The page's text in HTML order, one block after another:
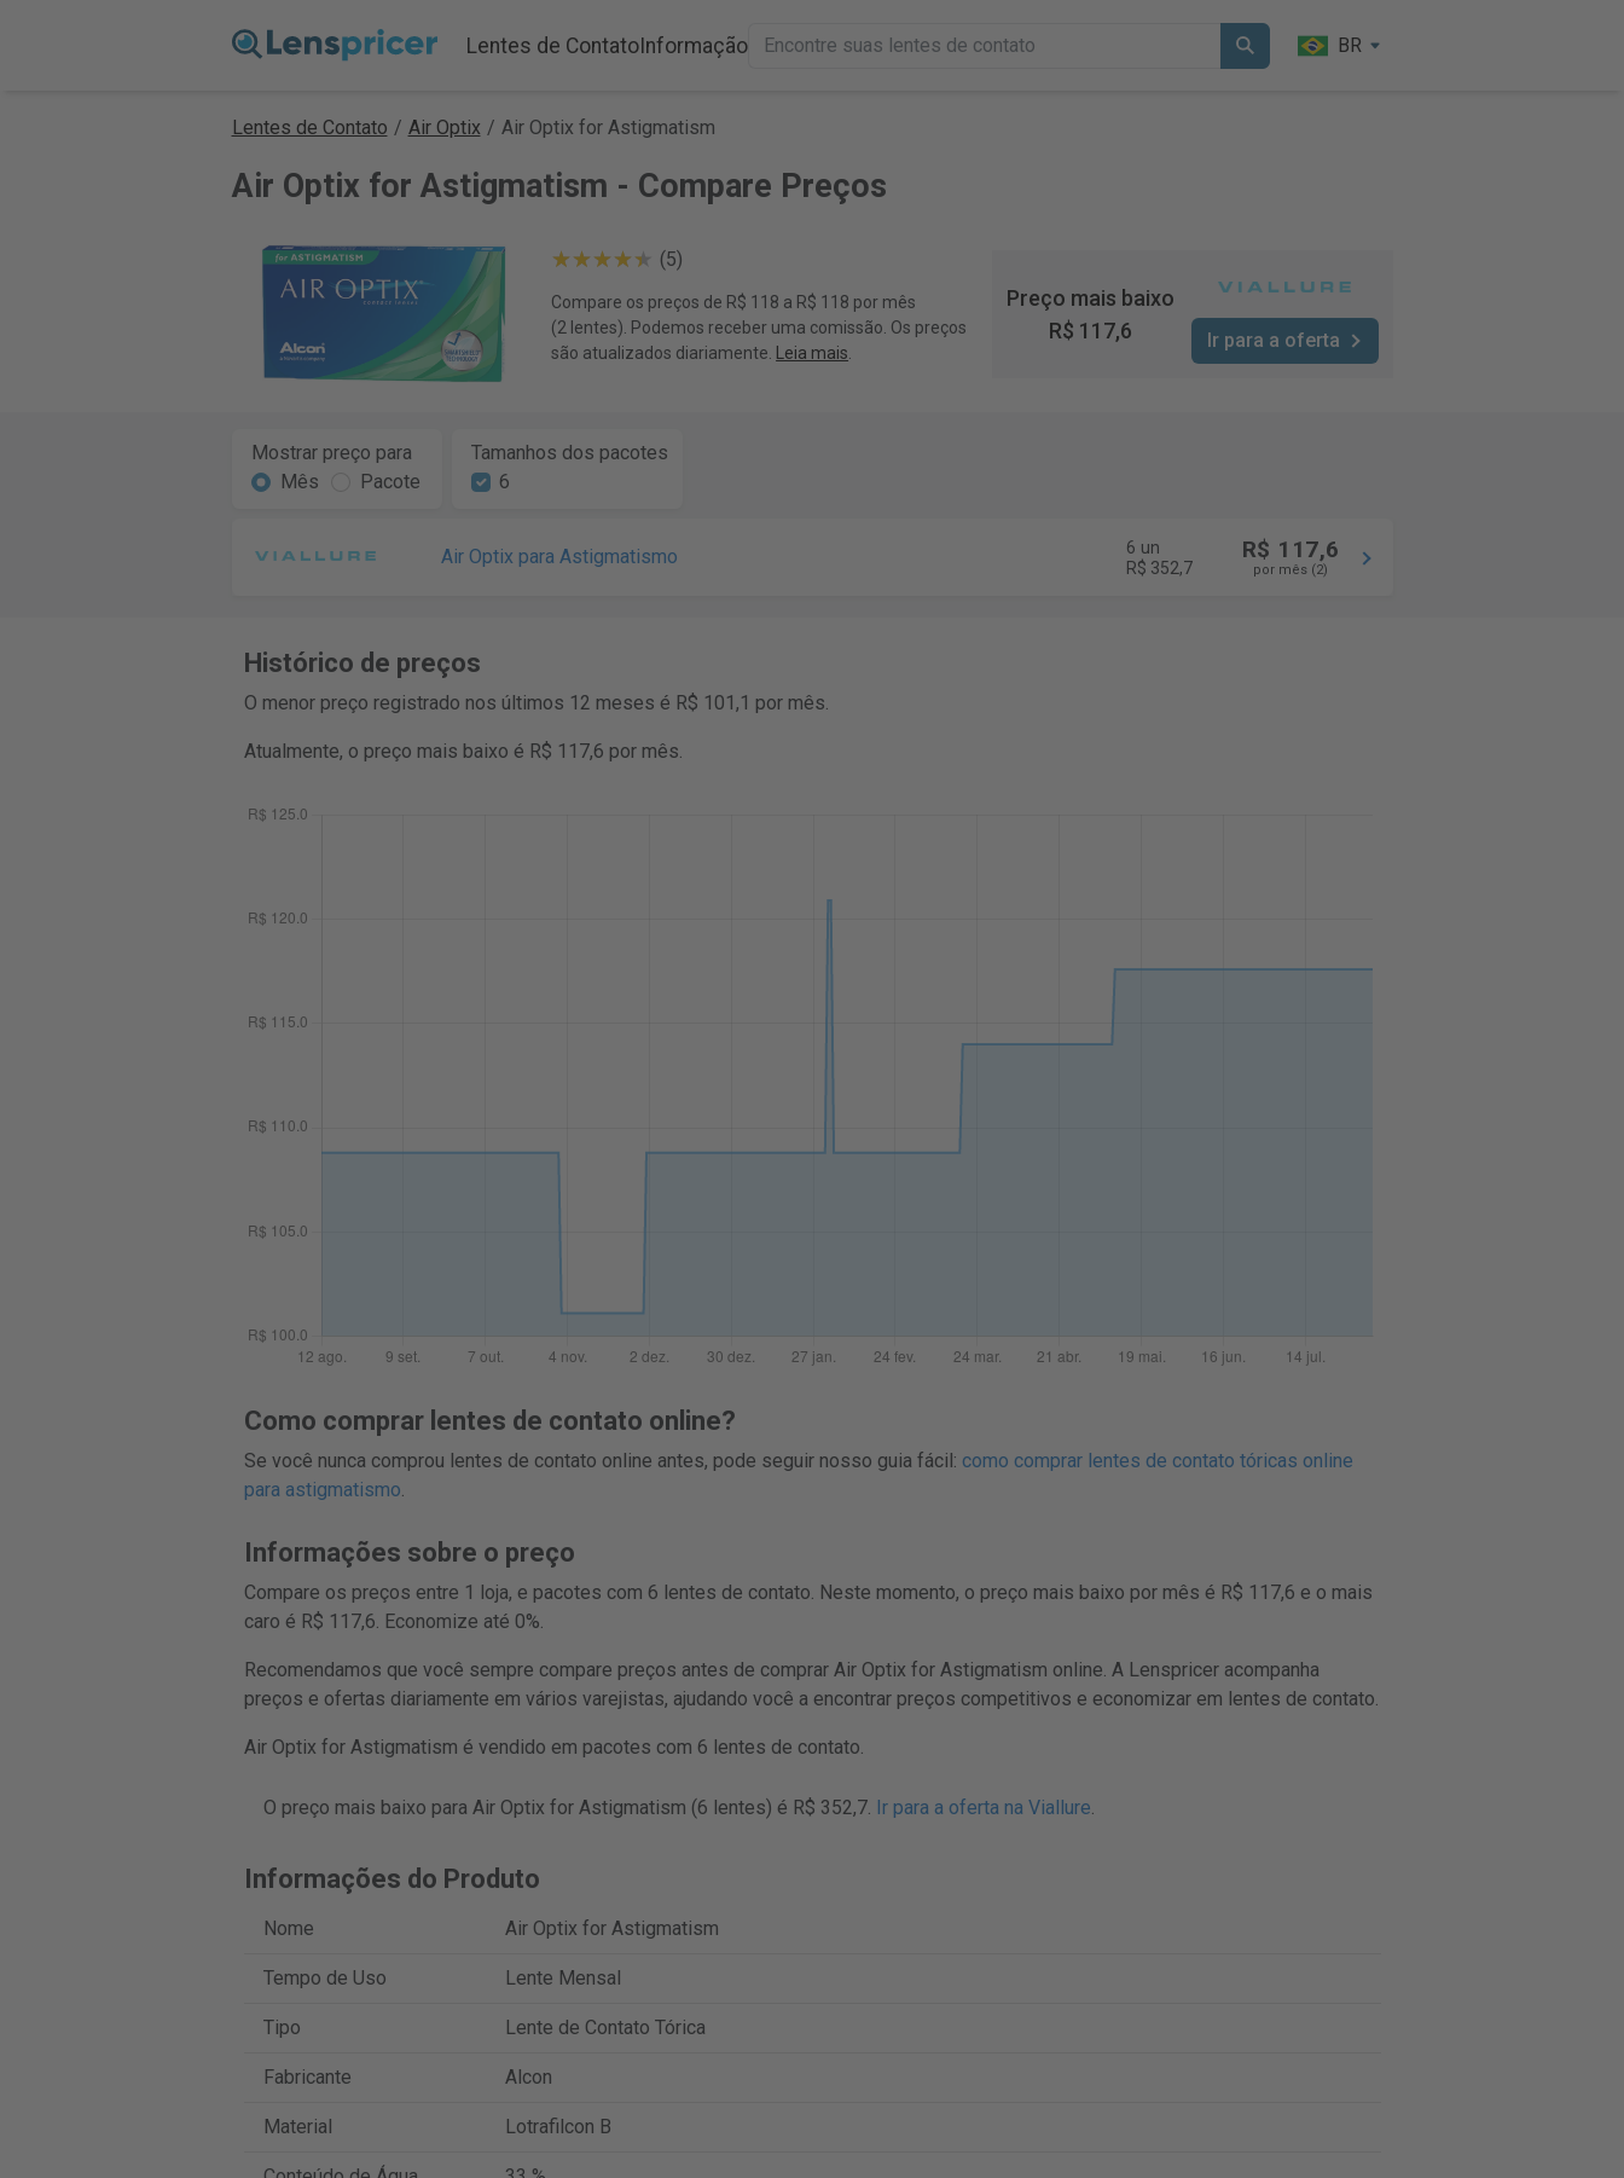
Lentes de ContatoInformação BR
Lentes de Contato / Air Optix / Air Optix for Astigmatism
Air Optix for Astigmatism - Compare Preços
(5)
Compare os preços de R$ 118 a R$ 118 por mês
(2 lentes). Podemos receber uma comissão. Os preços
são atualizados diariamente. Leia mais
Preço mais baixo
R$ 117,6
Ir para a oferta
Mostrar preço para
Mês
Pacote
Tamanhos dos pacotes
6
Air Optix para Astigmatismo
6 un
R$ 352,7
R$ 117,6
por mês (2)
Histórico de preços
O menor preço registrado nos últimos 12 meses é R$ 101,1 por mês.
Atualmente, o preço mais baixo é R$ 117,6 por mês.
Como comprar lentes de contato online?
Se você nunca comprou lentes de contato online antes, pode seguir nosso guia fácil: como comprar lentes de contato tóricas online
para astigmatismo.
Informações sobre o preço
Compare os preços entre 1 loja, e pacotes com 6 lentes de contato. Neste momento, o preço mais baixo por mês é R$ 117,6 e o mais
caro é R$ 117,6. Economize até 0%.
Recomendamos que você sempre compare preços antes de comprar Air Optix for Astigmatism online. A Lenspricer acompanha
preços e ofertas diariamente em vários varejistas, ajudando você a encontrar preços competitivos e economizar em lentes de contato.
Air Optix for Astigmatism é vendido em pacotes com 6 lentes de contato.
O preço mais baixo para Air Optix for Astigmatism (6 lentes) é R$ 352,7. Ir para a oferta na Viallure.
Informações do Produto
Nome Air Optix for Astigmatism
Tempo de Uso Lente Mensal
Tipo Lente de Contato Tórica
Fabricante Alcon
Material Lotrafilcon B